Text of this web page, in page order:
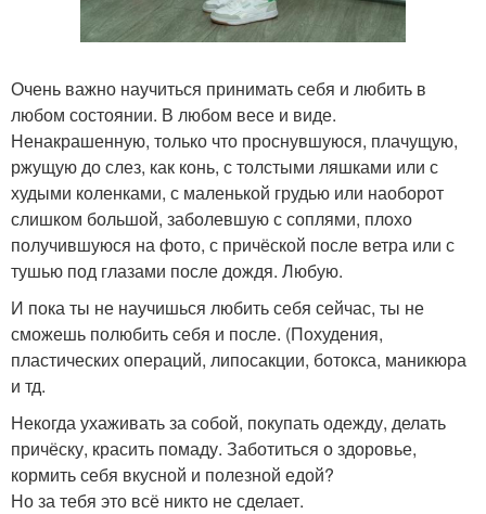
Очень важно научиться принимать себя и любить в
любом состоянии. В любом весе и виде.
Ненакрашенную, только что проснувшуюся, плачущую,
ржущую до слез, как конь, с толстыми ляшками или с
худыми коленками, с маленькой грудью или наоборот
слишком большой, заболевшую с соплями, плохо
получившуюся на фото, с причёской после ветра или с
тушью под глазами после дождя. Любую.
И пока ты не научишься любить себя сейчас, ты не
сможешь полюбить себя и после. (Похудения,
пластических операций, липосакции, ботокса, маникюра
и тд.
Некогда ухаживать за собой, покупать одежду, делать
причёску, красить помаду. Заботиться о здоровье,
кормить себя вкусной и полезной едой?
Но за тебя это всё никто не сделает.